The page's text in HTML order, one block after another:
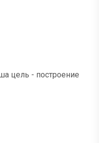
цель - построение